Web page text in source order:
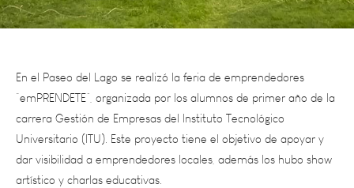
En el Paseo del Lago se realizó la feria de emprendedores
“emPRENDETE”, organizada por los alumnos de primer año de la
carrera Gestión de Empresas del Instituto Tecnológico
Universitario (ITU). Este proyecto tiene el objetivo de apoyar y
dar visibilidad a emprendedores locales, además los hubo show
artístico y charlas educativas.